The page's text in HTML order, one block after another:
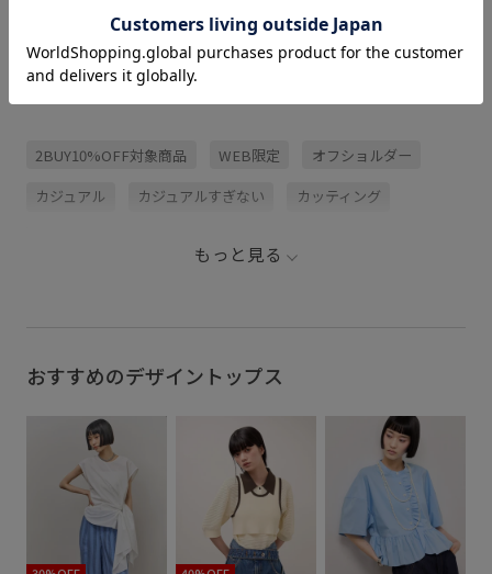
2BUY10%OFF対象商品 WEB限定 オフショルダー
カジュアル カジュアルすぎない カッティング
フェミニン ブラウス プルオーバー
ラウンドネック ワイドデニム 薄手
身体にフィット
もっと見る
おすすめのデザイントップス